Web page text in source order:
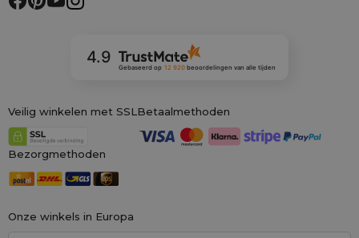
Onze winkels in Europa
4.9
Gebaseerd op 12 920 beoordelingenvan alle tijden
Veilig winkelen met SSL Betaalmethoden
Bezorgmethoden